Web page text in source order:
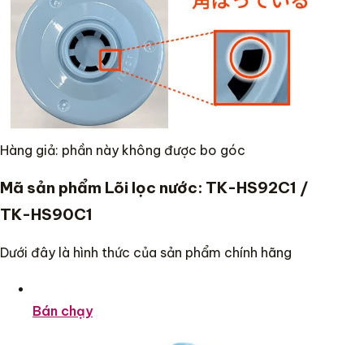
Hàng giả: phần này không được bo góc
Mã sản phẩm Lõi lọc nước: TK-HS92C1 /
TK-HS90C1
Dưới đây là hình thức của sản phẩm chính hãng
Bán chạy